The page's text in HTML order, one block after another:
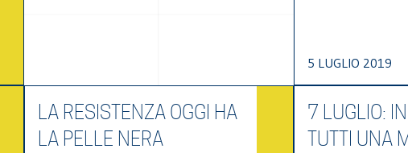
5 LUGLIO 2019
LA RESISTENZA OGGI HA
LA PELLE NERA
7 LUGLIO:
TUTTI UNA